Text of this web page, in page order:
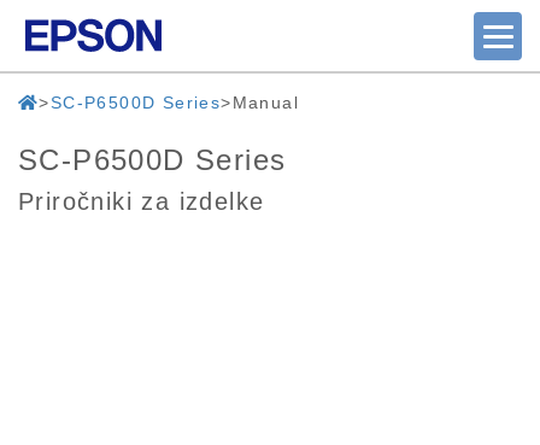
SC-P6500D Series Manual
SC-P6500D Series
Priročniki za izdelke